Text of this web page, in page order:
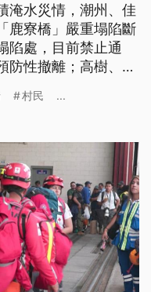
淹水災情，潮州、佳
鹿寮橋」嚴重塌陷斷
陷處，目前禁止通
防性撤離；高樹、佳
村民 ...